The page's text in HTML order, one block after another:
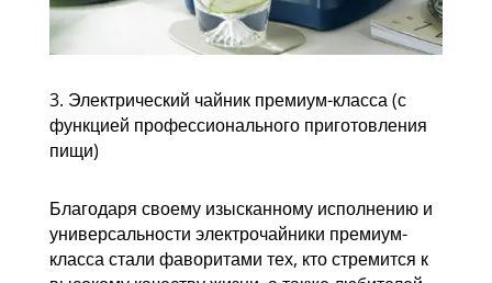
3. Электрический чайник премиум-класса (с
функцией профессионального приготовления
пищи)
Благодаря своему изысканному исполнению и
универсальности электрочайники премиум-
класса стали фаворитами тех, кто стремится к